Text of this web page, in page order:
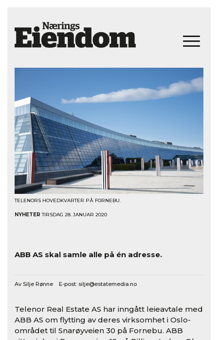
TELENORS HOVEDKVARTER PÅ FORNEBU.
NYHETER TIRSDAG 28. JANUAR 2020
ABB AS skal samle alle på én adresse.
Av Silje Rønne E-post: silje@estatemedia.no
Telenor Real Estate AS har inngått leieavtale med
ABB AS om flytting av deres virksomhet i Oslo-
området til Snarøyveien 30 på Fornebu. ABB